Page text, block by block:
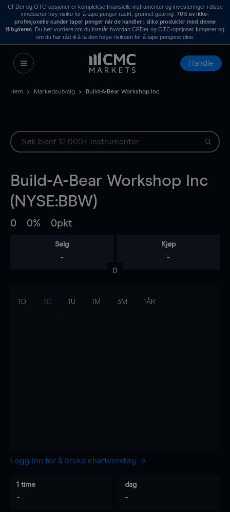
CFDer og OTC-opsjoner er komplekse finansielle instrumenter og investeringer i disse
innebærer høy risiko for å tape penger raskt, grunnet gearing. 70% av ikke-
profesjonelle kunder taper penger når de handler i slike produkter med denne
tilbyderen . Du bør vurdere om du forstår hvordan CFDer og OTC-opsjoner fungerer og
om du har råd til å ta den høye risikoen for å tape pengene dine.
Handle
Hem Markedsutvalg Build-A-Bear Workshop Inc
Build-A-Bear Workshop Inc
(NYSE:BBW)
0 0% 0pkt
Selg
-
Kjøp
-
0
1D 3D 1U 1M 3M 1ÅR
Logg inn for å bruke chartverktøy
1 time
-
dag
-